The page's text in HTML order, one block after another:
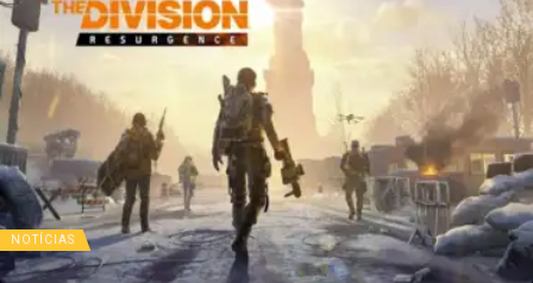
NOTÍCIAS